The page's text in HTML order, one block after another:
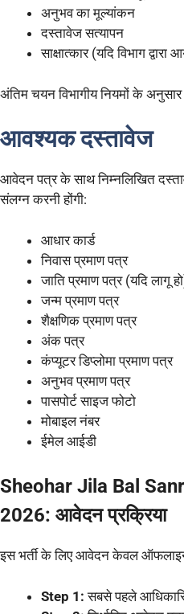
अनुभव का मूल्यांकन
दस्तावेज सत्यापन
साक्षात्कार (यदि विभाग
अंतिम चयन विभागीय नियमों के अनुसार
आवश्यक दस्तावेज
आवेदन पत्र के साथ निम्नलिखित
संलग्न करनी होंगी:
आधार कार्ड
निवास प्रमाण पत्र
जाति प्रमाण पत्र (यदि लागू
जन्म प्रमाण पत्र
शैक्षणिक प्रमाण पत्र
अंक पत्र
कंप्यूटर डिप्लोमा प्रमाण पत्र
अनुभव प्रमाण पत्र
पासपोर्ट साइज फोटो
मोबाइल नंबर
ईमेल आईडी
Sheohar Jila Bal
2026: आवेदन प्रक्रिया
इस भर्ती के लिए आवेदन केवल ऑफलाइन
Step 1: सबसे पहले